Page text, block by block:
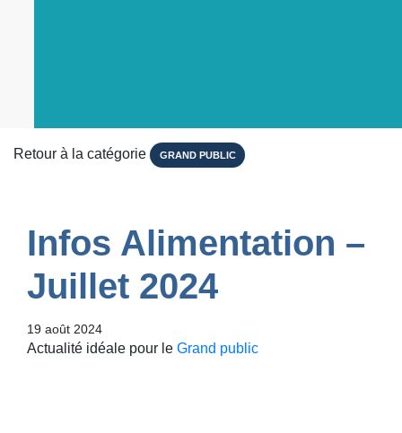
Retour à la catégorie GRAND PUBLIC
Infos Alimentation –
Juillet 2024
19 août 2024
Actualité idéale pour le Grand public